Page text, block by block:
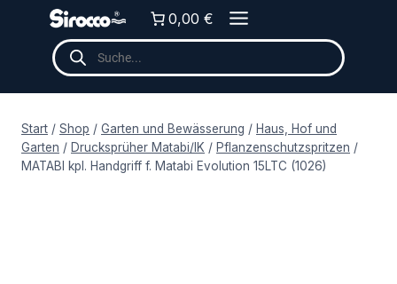
springen
0,00 €
Products
search
Start / Shop / Garten und Bewässerung / Haus, Hof und
Garten / Drucksprüher Matabi/IK / Pflanzenschutzspritzen /
MATABI kpl. Handgriff f. Matabi Evolution 15LTC (1026)